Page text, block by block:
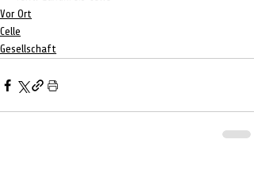
Vor Ort
Celle
Gesellschaft